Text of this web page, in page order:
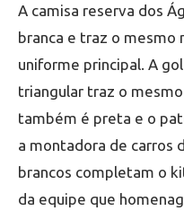
A camisa reserva dos
branca e traz o mesmo
uniforme principal. A
triangular traz o
também é preta e o
a montadora de carros
brancos completam o
da equipe que